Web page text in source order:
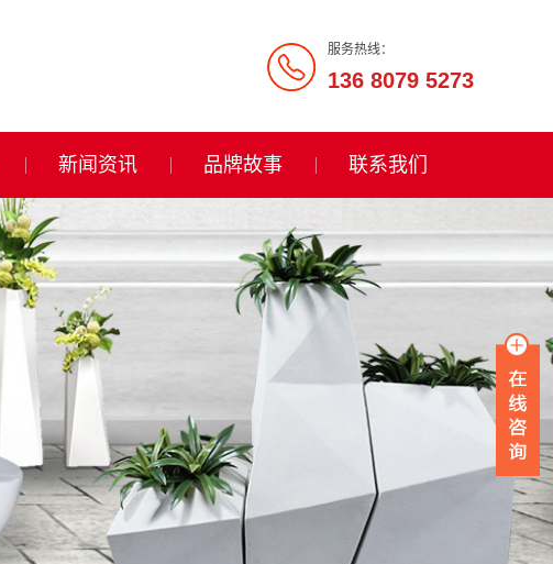
服务热线：
136 8079 5273
新闻资讯 品牌故事 联系我们